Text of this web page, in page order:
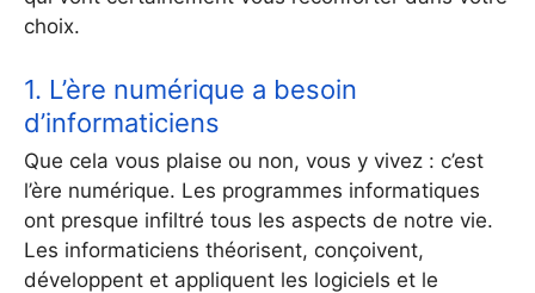
choix.
1. L’ère numérique a besoin
d’informaticiens
Que cela vous plaise ou non, vous y vivez : c’est
l’ère numérique. Les programmes informatiques
ont presque infiltré tous les aspects de notre vie.
Les informaticiens théorisent, conçoivent,
développent et appliquent les logiciels et le